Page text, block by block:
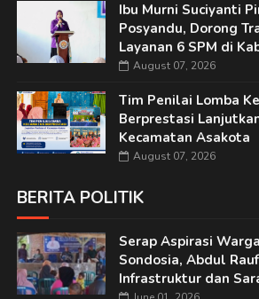
Ibu Murni Suciyanti
Posyandu, Dorong
Layanan 6 SPM di
August 07, 2026
Tim Penilai Lomba
Berprestasi
Kecamatan Asakota
August 07, 2026
BERITA POLITIK
Serap Aspirasi
Sondosia, Abdul
Infrastruktur dan